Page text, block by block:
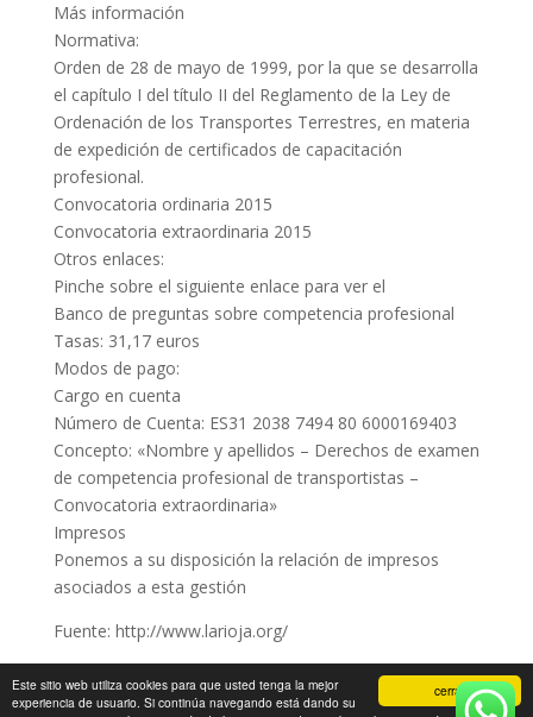
cerrar
Este sitio web utiliza cookies para que usted tenga la mejor
experiencia de usuario. Si continúa navegando está dando su
Más información
Normativa:
Orden de 28 de mayo de 1999, por la que se desarrolla
el capítulo I del título II del Reglamento de la Ley de
Ordenación de los Transportes Terrestres, en materia
de expedición de certificados de capacitación
profesional.
Convocatoria ordinaria 2015
Convocatoria extraordinaria 2015
Otros enlaces:
Pinche sobre el siguiente enlace para ver el
Banco de preguntas sobre competencia profesional
Tasas: 31,17 euros
Modos de pago:
Cargo en cuenta
Número de Cuenta: ES31 2038 7494 80 6000169403
Concepto: «Nombre y apellidos – Derechos de examen
de competencia profesional de transportistas –
Convocatoria extraordinaria»
Impresos
Ponemos a su disposición la relación de impresos
asociados a esta gestión
Fuente: http://www.larioja.org/